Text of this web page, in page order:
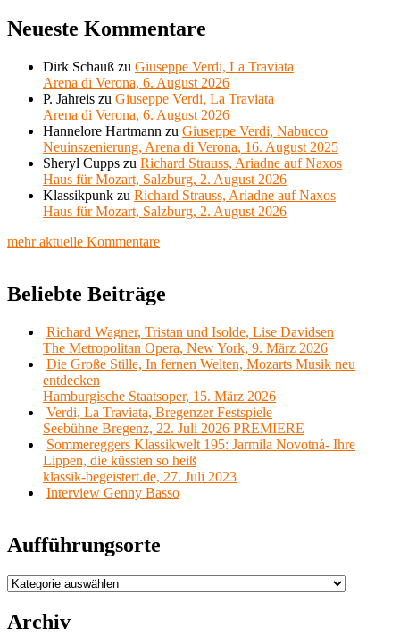
Neueste Kommentare
Dirk Schauß zu Giuseppe Verdi, La Traviata
Arena di Verona, 6. August 2026
P. Jahreis zu Giuseppe Verdi, La Traviata
Arena di Verona, 6. August 2026
Hannelore Hartmann zu Giuseppe Verdi, Nabucco
Neuinszenierung, Arena di Verona, 16. August 2025
Sheryl Cupps zu Richard Strauss, Ariadne auf Naxos
Haus für Mozart, Salzburg, 2. August 2026
Klassikpunk zu Richard Strauss, Ariadne auf Naxos
Haus für Mozart, Salzburg, 2. August 2026
mehr aktuelle Kommentare
Beliebte Beiträge
Richard Wagner, Tristan und Isolde, Lise Davidsen
The Metropolitan Opera, New York, 9. März 2026
Die Große Stille, In fernen Welten, Mozarts Musik neu
entdecken
Hamburgische Staatsoper, 15. März 2026
Verdi, La Traviata, Bregenzer Festspiele
Seebühne Bregenz, 22. Juli 2026 PREMIERE
Sommereggers Klassikwelt 195: Jarmila Novotná- Ihre
Lippen, die küssten so heiß
klassik-begeistert.de, 27. Juli 2023
Interview Genny Basso
Aufführungsorte
Aufführungsorte
Archiv